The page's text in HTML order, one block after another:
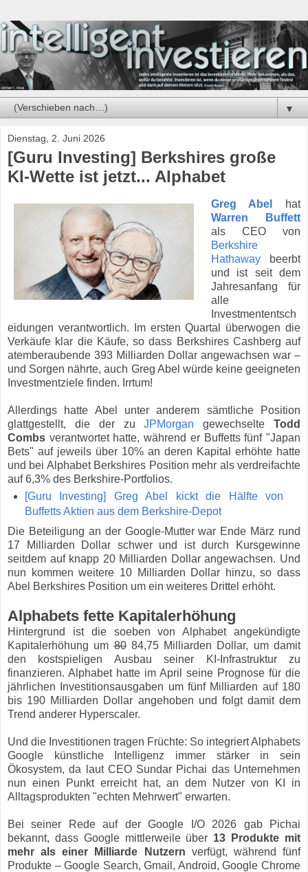
▼
Dienstag, 2. Juni 2026
[Guru Investing] Berkshires große
KI-Wette ist jetzt... Alphabet
Greg Abel
hat
Warren Buffett
als CEO von
Berkshire
Hathawaybeerbt
und ist seit dem
Jahresanfang für
alle
Investmententsch
eidungen verantwortlich. Im ersten Quartal überwogen die
Verkäufe klar die Käufe, so dass Berkshires Cashberg auf
atemberaubende 393 Milliarden Dollar angewachsen war –
und Sorgen nährte, auch Greg Abel würde keine geeigneten
Investmentziele finden. Irrtum!
Allerdings hatte Abel unter anderem sämtliche Position
glattgestellt, die der zuJPMorgan gewechselteTodd
Combs verantwortet hatte, während er Buffetts fünf "Japan
Bets" auf jeweils über 10% an deren Kapital erhöhte hatte
und bei Alphabet Berkshires Position mehr als verdreifachte
auf 6,3% des Berkshire-Portfolios.
[Guru Investing] Greg Abel kickt die Hälfte von
Buffetts Aktien aus dem Berkshire-Depot
Die Beteiligung an der Google-Mutter war Ende März rund
17 Milliarden Dollar schwer und ist durch Kursgewinne
seitdem auf knapp 20 Milliarden Dollar angewachsen. Und
nun kommen weitere 10 Milliarden Dollar hinzu, so dass
Abel Berkshires Position um ein weiteres Drittel erhöht.
Alphabets fette Kapitalerhöhung
Hintergrund ist die soeben von Alphabet angekündigte
Kapitalerhöhung um8084,75 Milliarden Dollar, um damit
den kostspieligen Ausbau seiner KI-Infrastruktur zu
finanzieren. Alphabet hatte im April seine Prognose für die
jährlichen Investitionsausgaben um fünf Milliarden auf 180
bis 190 Milliarden Dollar angehoben und folgt damit dem
Trend anderer Hyperscaler.
Und die Investitionen tragen Früchte: So integriert Alphabets
Google künstliche Intelligenz immer stärker in sein
Ökosystem, da laut CEO Sundar Pichai das Unternehmen
nun einen Punkt erreicht hat, an dem Nutzer von KI in
Alltagsprodukten "echten Mehrwert" erwarten.
Bei seiner Rede auf der Google I/O 2026 gab Pichai
bekannt, dass Google mittlerweile über 13 Produkte mit
mehr als einer Milliarde Nutzern verfügt, während fünf
Produkte – Google Search, Gmail, Android, Google Chrome